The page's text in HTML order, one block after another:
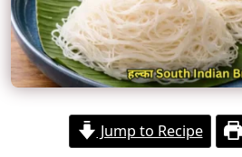
Jump to Recipe